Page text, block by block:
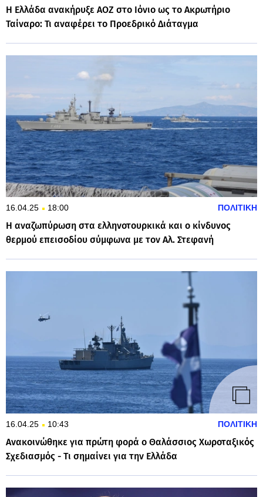
Η Ελλάδα ανακήρυξε ΑΟΖ στο Ιόνιο ως το Ακρωτήριο
Ταίναρο: Τι αναφέρει το Προεδρικό Διάταγμα
16.04.25 18:00 ΠΟΛΙΤΙΚΗ
Η αναζωπύρωση στα ελληνοτουρκικά και ο κίνδυνος
θερμού επεισοδίου σύμφωνα με τον Αλ. Στεφανή
16.04.25 10:43 ΠΟΛΙΤΙΚΗ
Ανακοινώθηκε για πρώτη φορά ο Θαλάσσιος Χωροταξικός
Σχεδιασμός - Tι σημαίνει για την Ελλάδα